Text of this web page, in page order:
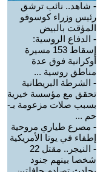
- شاهد.. نائب ترشق
رئيس وزراء كوسوفو
المؤقت بالبيض
- الدفاع الروسية:
إسقاط 153 مسيرة
أوكرانية فوق عدة
مناطق روسية ...
- الشرطة البريطانية
تحقق مع مؤسسة خيرية
بسبب صلات مزعومة بـ-
حم ...
- مصرع طياري مروحية
إطفاء في يوتا الأمريكية
-
النيجر.. مقتل 22
شخصا بينهم جنود